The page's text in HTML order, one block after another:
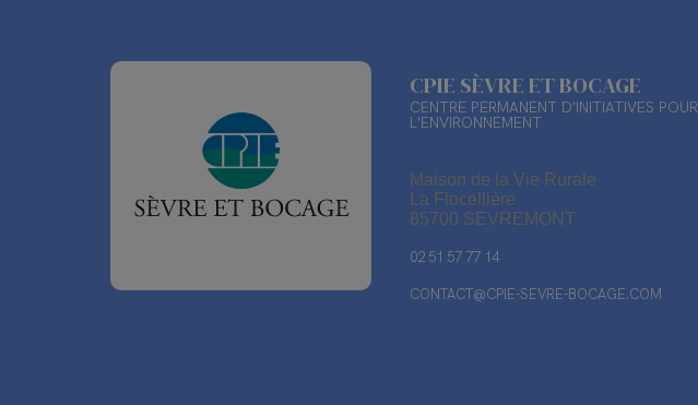
CPIE SÈVRE ET BOCAGE
CENTRE PERMANENT D'INITIATIVES POUR
L'ENVIRONNEMENT
Maison de la Vie Rurale
La Flocellière
85700 SEVREMONT
02 51 57 77 14
CONTACT@CPIE-SEVRE-BOCAGE.COM